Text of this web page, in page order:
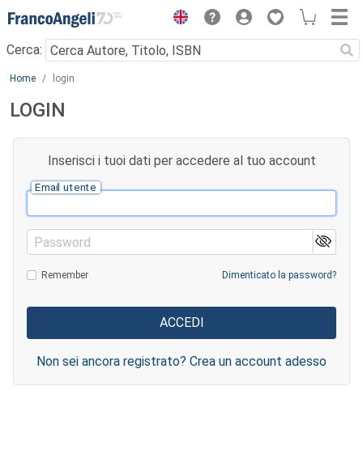
Menu
Cerca:
Main content
Home login
LOGIN
Inserisci i tuoi dati per accedere al tuo account
Email utente
Password
Remember Dimenticato la password?
Non sei ancora registrato? Crea un account adesso